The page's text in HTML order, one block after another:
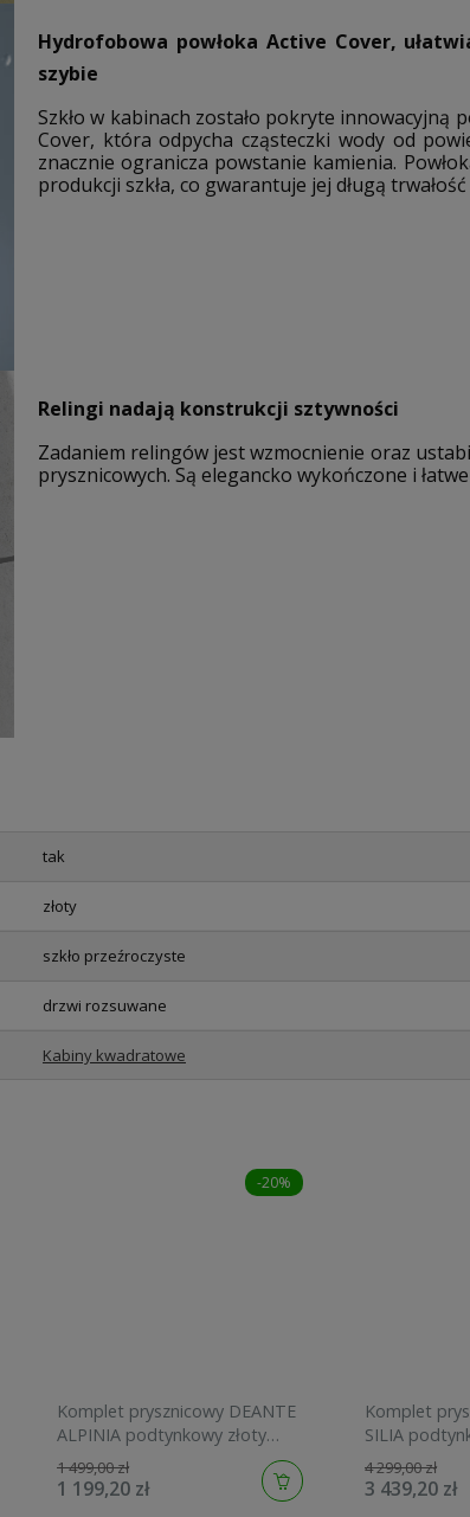
Hydrofobowa powłoka Active Cover,
szybie
Szkło w kabinach zostało pokryte innowacyjną
Cover, która odpycha cząsteczki wody od
znacznie ogranicza powstanie kamienia.
produkcji szkła, co gwarantuje jej długą
Relingi nadają konstrukcji sztywności
Zadaniem relingów jest wzmocnienie oraz
prysznicowych. Są elegancko wykończone i
tak
złoty
szkło przeźroczyste
drzwi rozsuwane
Kabiny kwadratowe
-20%
Komplet prysznicowy DEANTE
ALPINIA podtynkowy złoty
NAC Z9LP
1 499,00 zł
1 199,20 zł
Komplet
SILIA
4 299,00 zł
3 439,20 zł